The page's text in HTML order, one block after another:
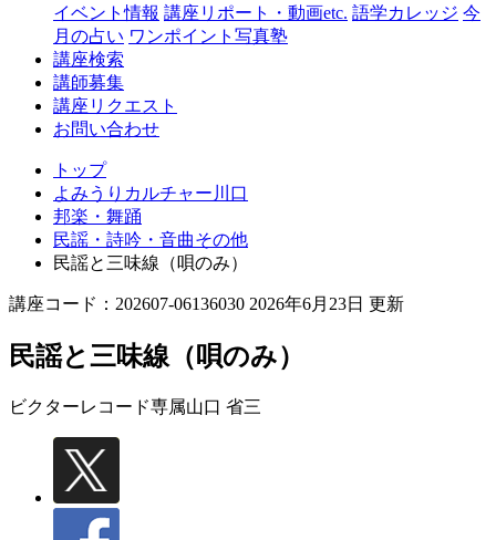
イベント情報 講座リポート・動画etc. 語学カレッジ 今
月の占い ワンポイント写真塾
講座検索
講師募集
講座リクエスト
お問い合わせ
トップ
よみうりカルチャー川口
邦楽・舞踊
民謡・詩吟・音曲その他
民謡と三味線（唄のみ）
講座コード：202607-06136030 2026年6月23日 更新
民謡と三味線（唄のみ）
ビクターレコード専属山口 省三